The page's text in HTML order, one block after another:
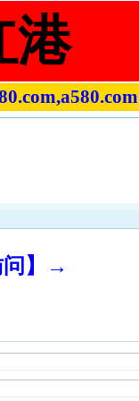
港
问】→